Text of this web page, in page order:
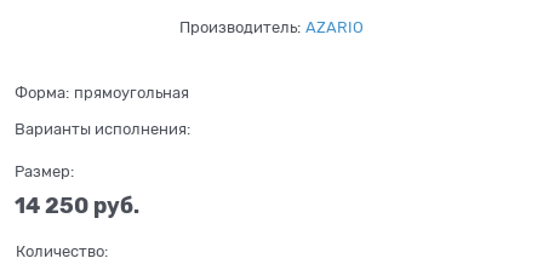
Производитель: AZARIO
Форма: прямоугольная
Варианты исполнения:
Размер:
14 250 руб.
Количество: